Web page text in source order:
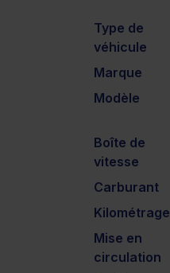
Type de
véhicule
Marque
Modèle
Boîte de
vitesse
Carburant
Kilométrage
Mise en
circulation